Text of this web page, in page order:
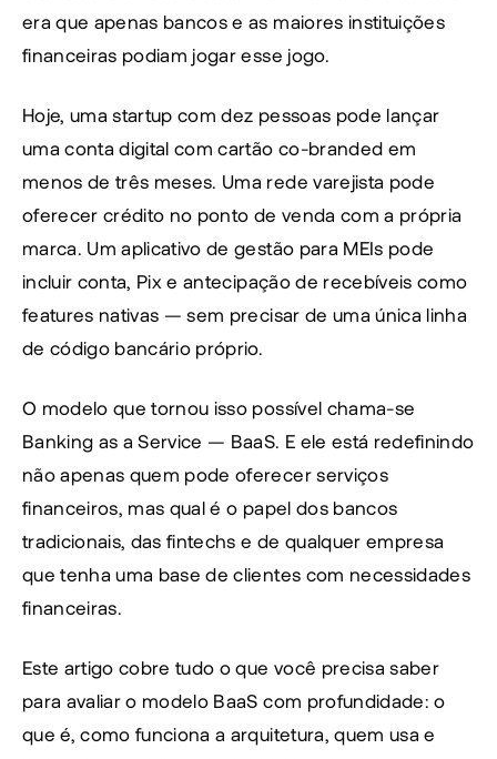
era que apenas bancos e as maiores instituições
financeiras podiam jogar esse jogo.
Hoje, uma startup com dez pessoas pode lançar
uma conta digital com cartão co-branded em
menos de três meses. Uma rede varejista pode
oferecer crédito no ponto de venda com a própria
marca. Um aplicativo de gestão para MEIs pode
incluir conta, Pix e antecipação de recebíveis como
features nativas — sem precisar de uma única linha
de código bancário próprio.
O modelo que tornou isso possível chama-se
Banking as a Service — BaaS. E ele está redefinindo
não apenas quem pode oferecer serviços
financeiros, mas qual é o papel dos bancos
tradicionais, das fintechs e de qualquer empresa
que tenha uma base de clientes com necessidades
financeiras.
Este artigo cobre tudo o que você precisa saber
para avaliar o modelo BaaS com profundidade: o
que é, como funciona a arquitetura, quem usa e